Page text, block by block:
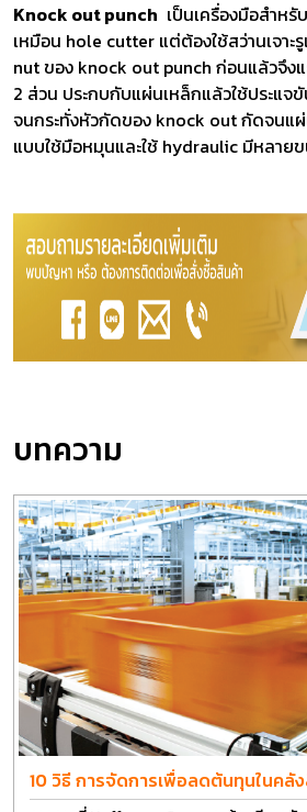
Knock out punch เป็นเครื่องมือสำหรั
เหมือน hole cutter แต่ต้องใช้สว่านเจาะ
nut ของ knock out punch ก่อนแล้วจึง
2 ส่วน ประกบกับแผ่นเหล็กแล้วใช้ประแ
จนกระทั่งหัวกัดของ knock out กัดจนแ
แบบใช้มือหมุนและใช้ hydraulic มีหลายข
บทความ
10 วิธี การจัดการเพื่อลดต้นทุนในคลั